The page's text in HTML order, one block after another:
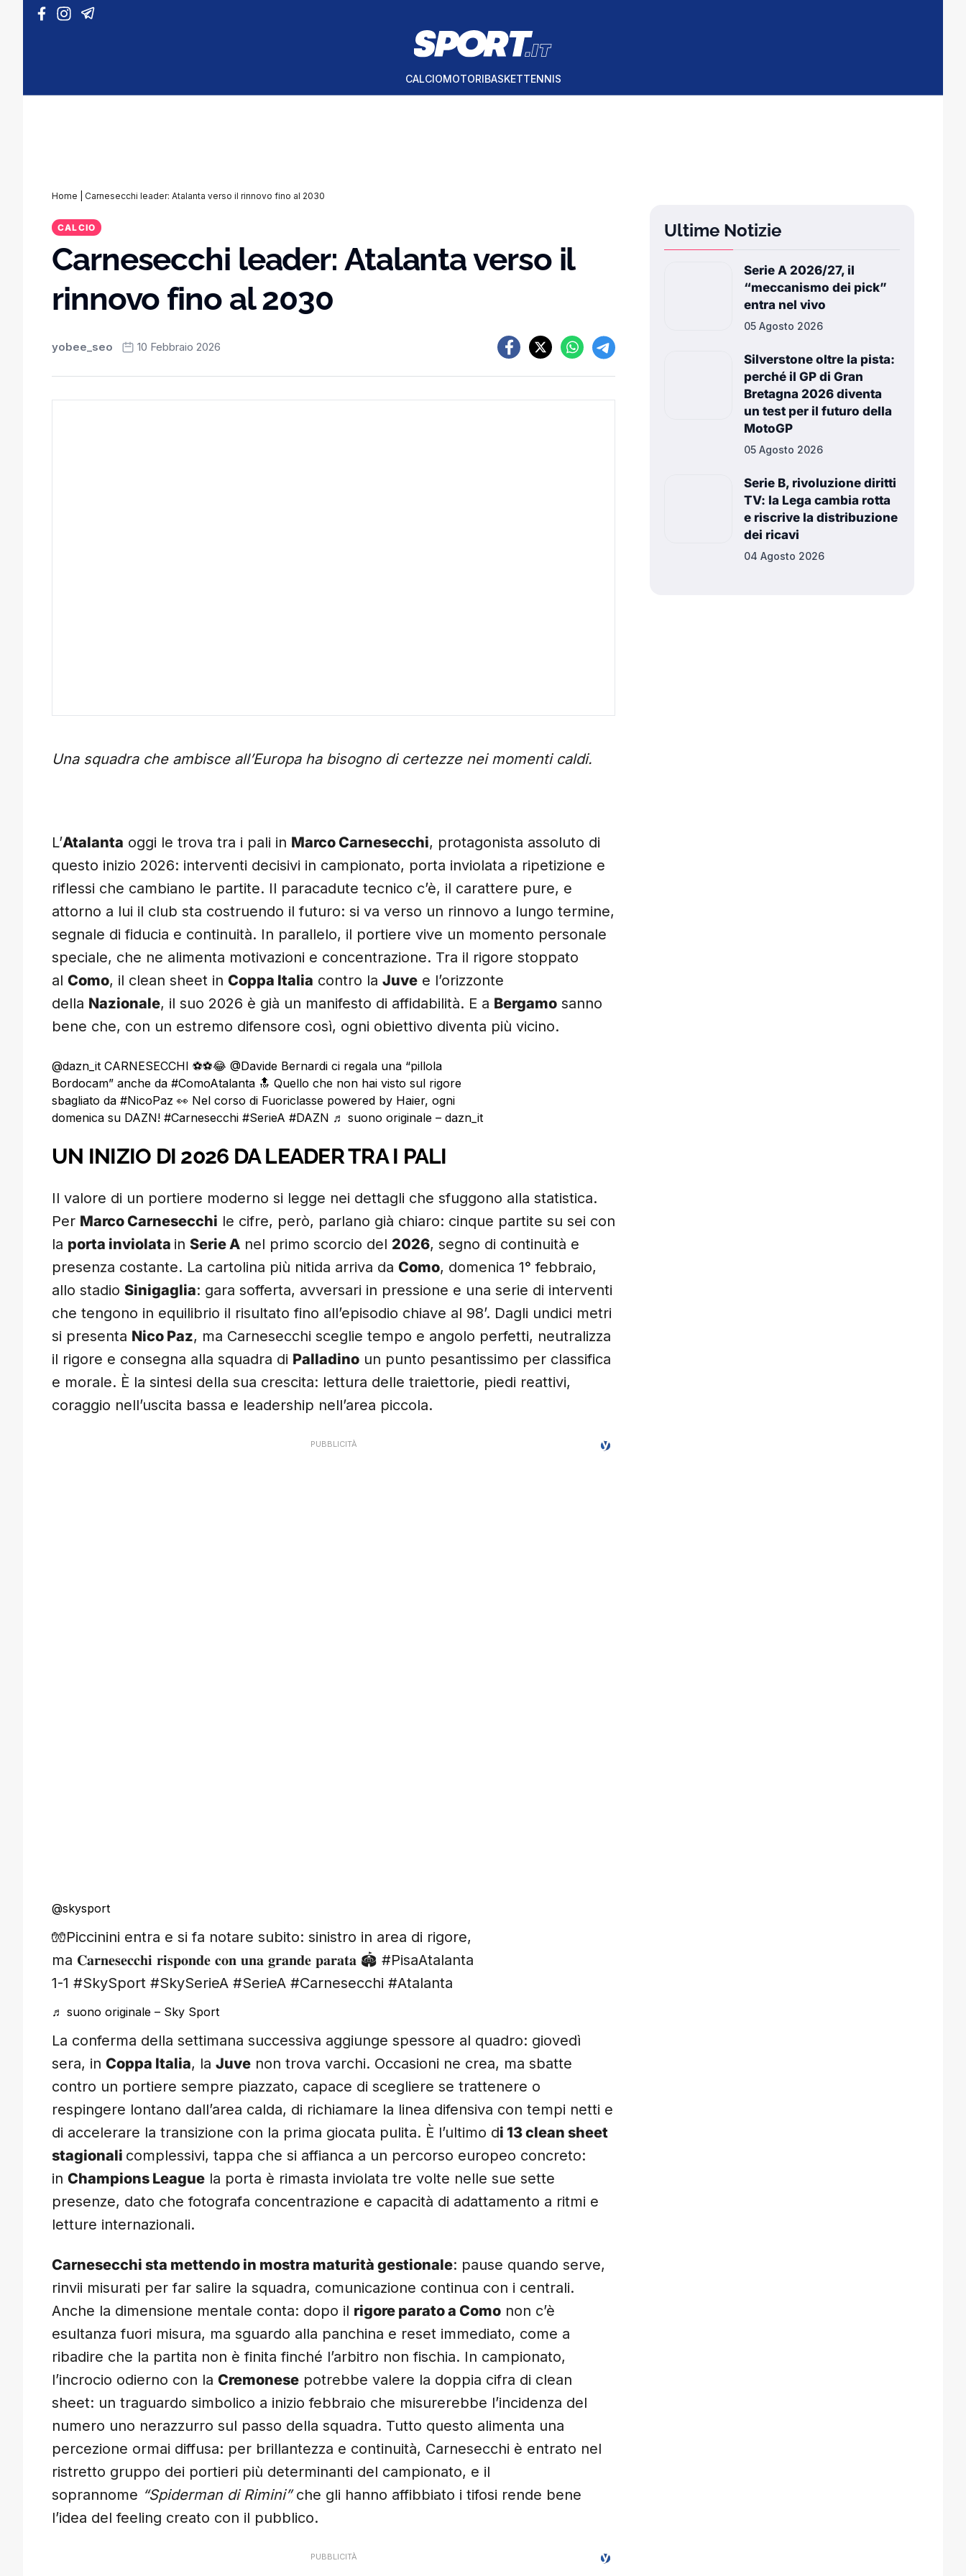
Vai al contenuto
CALCIOMOTORIBASKETTENNIS
Home Carnesecchi leader: Atalanta verso il rinnovo fino al 2030
CALCIO
Carnesecchi leader: Atalanta verso il
rinnovo fino al 2030
yobee_seo 10 Febbraio 2026
Una squadra che ambisce all’Europa ha bisogno di certezze nei momenti caldi.
L’Atalanta oggi le trova tra i pali in Marco Carnesecchi, protagonista assoluto di
questo inizio 2026: interventi decisivi in campionato, porta inviolata a ripetizione e
riflessi che cambiano le partite. Il paracadute tecnico c’è, il carattere pure, e
attorno a lui il club sta costruendo il futuro: si va verso un rinnovo a lungo termine,
segnale di fiducia e continuità. In parallelo, il portiere vive un momento personale
speciale, che ne alimenta motivazioni e concentrazione. Tra il rigore stoppato
al Como, il clean sheet in Coppa Italia contro la Juve e l’orizzonte
della Nazionale, il suo 2026 è già un manifesto di affidabilità. E a Bergamo sanno
bene che, con un estremo difensore così, ogni obiettivo diventa più vicino.
@dazn_it CARNESECCHI ⚽️⚽️😂 @Davide Bernardi ci regala una “pillola
Bordocam” anche da #ComoAtalanta 🔝 Quello che non hai visto sul rigore
sbagliato da #NicoPaz 👀 Nel corso di Fuoriclasse powered by Haier, ogni
domenica su DAZN! #Carnesecchi #SerieA #DAZN ♬ suono originale – dazn_it
UN INIZIO DI 2026 DA LEADER TRA I PALI
Il valore di un portiere moderno si legge nei dettagli che sfuggono alla statistica.
Per Marco Carnesecchi le cifre, però, parlano già chiaro: cinque partite su sei con
la porta inviolata in Serie A nel primo scorcio del 2026, segno di continuità e
presenza costante. La cartolina più nitida arriva da Como, domenica 1° febbraio,
allo stadio Sinigaglia: gara sofferta, avversari in pressione e una serie di interventi
che tengono in equilibrio il risultato fino all’episodio chiave al 98’. Dagli undici metri
si presenta Nico Paz, ma Carnesecchi sceglie tempo e angolo perfetti, neutralizza
il rigore e consegna alla squadra di Palladino un punto pesantissimo per classifica
e morale. È la sintesi della sua crescita: lettura delle traiettorie, piedi reattivi,
coraggio nell’uscita bassa e leadership nell’area piccola.
@skysport
🧤Piccinini entra e si fa notare subito: sinistro in area di rigore,
ma 𝐂𝐚𝐫𝐧𝐞𝐬𝐞𝐜𝐜𝐡𝐢 𝐫𝐢𝐬𝐩𝐨𝐧𝐝𝐞 𝐜𝐨𝐧 𝐮𝐧𝐚 𝐠𝐫𝐚𝐧𝐝𝐞 𝐩𝐚𝐫𝐚𝐭𝐚 🏟️ #PisaAtalanta
1-1 #SkySport #SkySerieA #SerieA #Carnesecchi #Atalanta
♬ suono originale – Sky Sport
La conferma della settimana successiva aggiunge spessore al quadro: giovedì
sera, in Coppa Italia, la Juve non trova varchi. Occasioni ne crea, ma sbatte
contro un portiere sempre piazzato, capace di scegliere se trattenere o
respingere lontano dall’area calda, di richiamare la linea difensiva con tempi netti e
di accelerare la transizione con la prima giocata pulita. È l’ultimo di 13 clean sheet
stagionali complessivi, tappa che si affianca a un percorso europeo concreto:
in Champions League la porta è rimasta inviolata tre volte nelle sue sette
presenze, dato che fotografa concentrazione e capacità di adattamento a ritmi e
letture internazionali.
Carnesecchi sta mettendo in mostra maturità gestionale: pause quando serve,
rinvii misurati per far salire la squadra, comunicazione continua con i centrali.
Anche la dimensione mentale conta: dopo il rigore parato a Como non c’è
esultanza fuori misura, ma sguardo alla panchina e reset immediato, come a
ribadire che la partita non è finita finché l’arbitro non fischia. In campionato,
l’incrocio odierno con la Cremonese potrebbe valere la doppia cifra di clean
sheet: un traguardo simbolico a inizio febbraio che misurerebbe l’incidenza del
numero uno nerazzurro sul passo della squadra. Tutto questo alimenta una
percezione ormai diffusa: per brillantezza e continuità, Carnesecchi è entrato nel
ristretto gruppo dei portieri più determinanti del campionato, e il
soprannome “Spiderman di Rimini”che gli hanno affibbiato i tifosi rende bene
l’idea del feeling creato con il pubblico.
Ultime Notizie
Serie A 2026/27, il
“meccanismo dei pick”
entra nel vivo
05 Agosto 2026
Silverstone oltre la pista:
perché il GP di Gran
Bretagna 2026 diventa
un test per il futuro della
MotoGP
05 Agosto 2026
Serie B, rivoluzione diritti
TV: la Lega cambia rotta
e riscrive la distribuzione
dei ricavi
04 Agosto 2026